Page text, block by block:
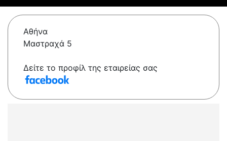
Αθήνα
Μαστραχά 5
Δείτε το προφίλ της εταιρείας σας